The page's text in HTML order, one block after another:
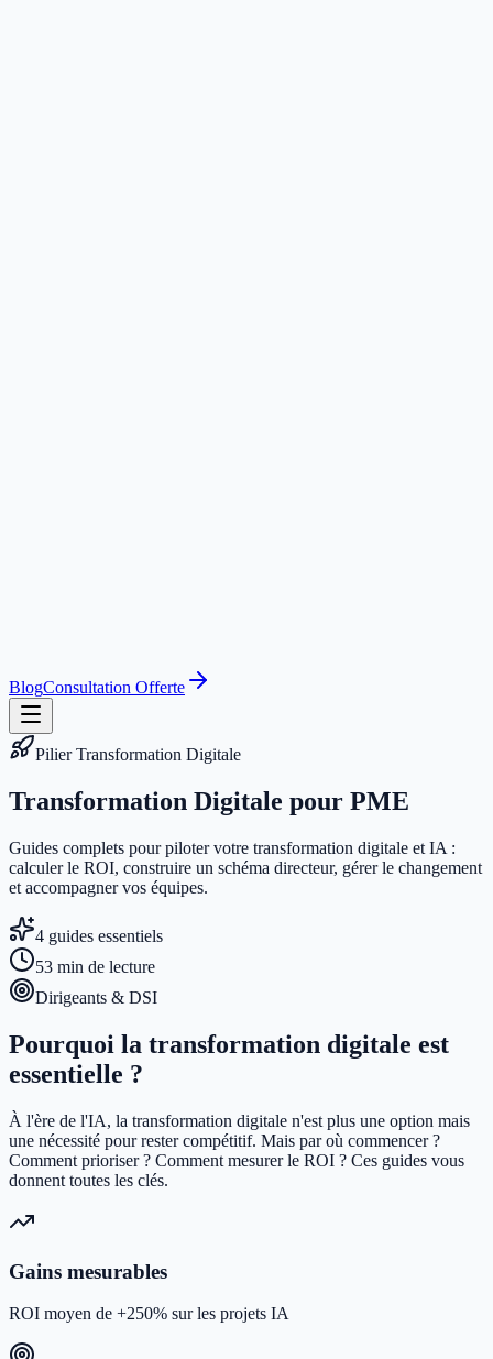
BlogConsultation Offerte
Pilier Transformation Digitale
Transformation Digitale pour PME
Guides complets pour piloter votre transformation digitale et IA :
calculer le ROI, construire un schéma directeur, gérer le changement
et accompagner vos équipes.
4 guides essentiels
53 min de lecture
Dirigeants & DSI
Pourquoi la transformation digitale est
essentielle ?
À l'ère de l'IA, la transformation digitale n'est plus une option mais
une nécessité pour rester compétitif. Mais par où commencer ?
Comment prioriser ? Comment mesurer le ROI ? Ces guides vous
donnent toutes les clés.
Gains mesurables
ROI moyen de +250% sur les projets IA